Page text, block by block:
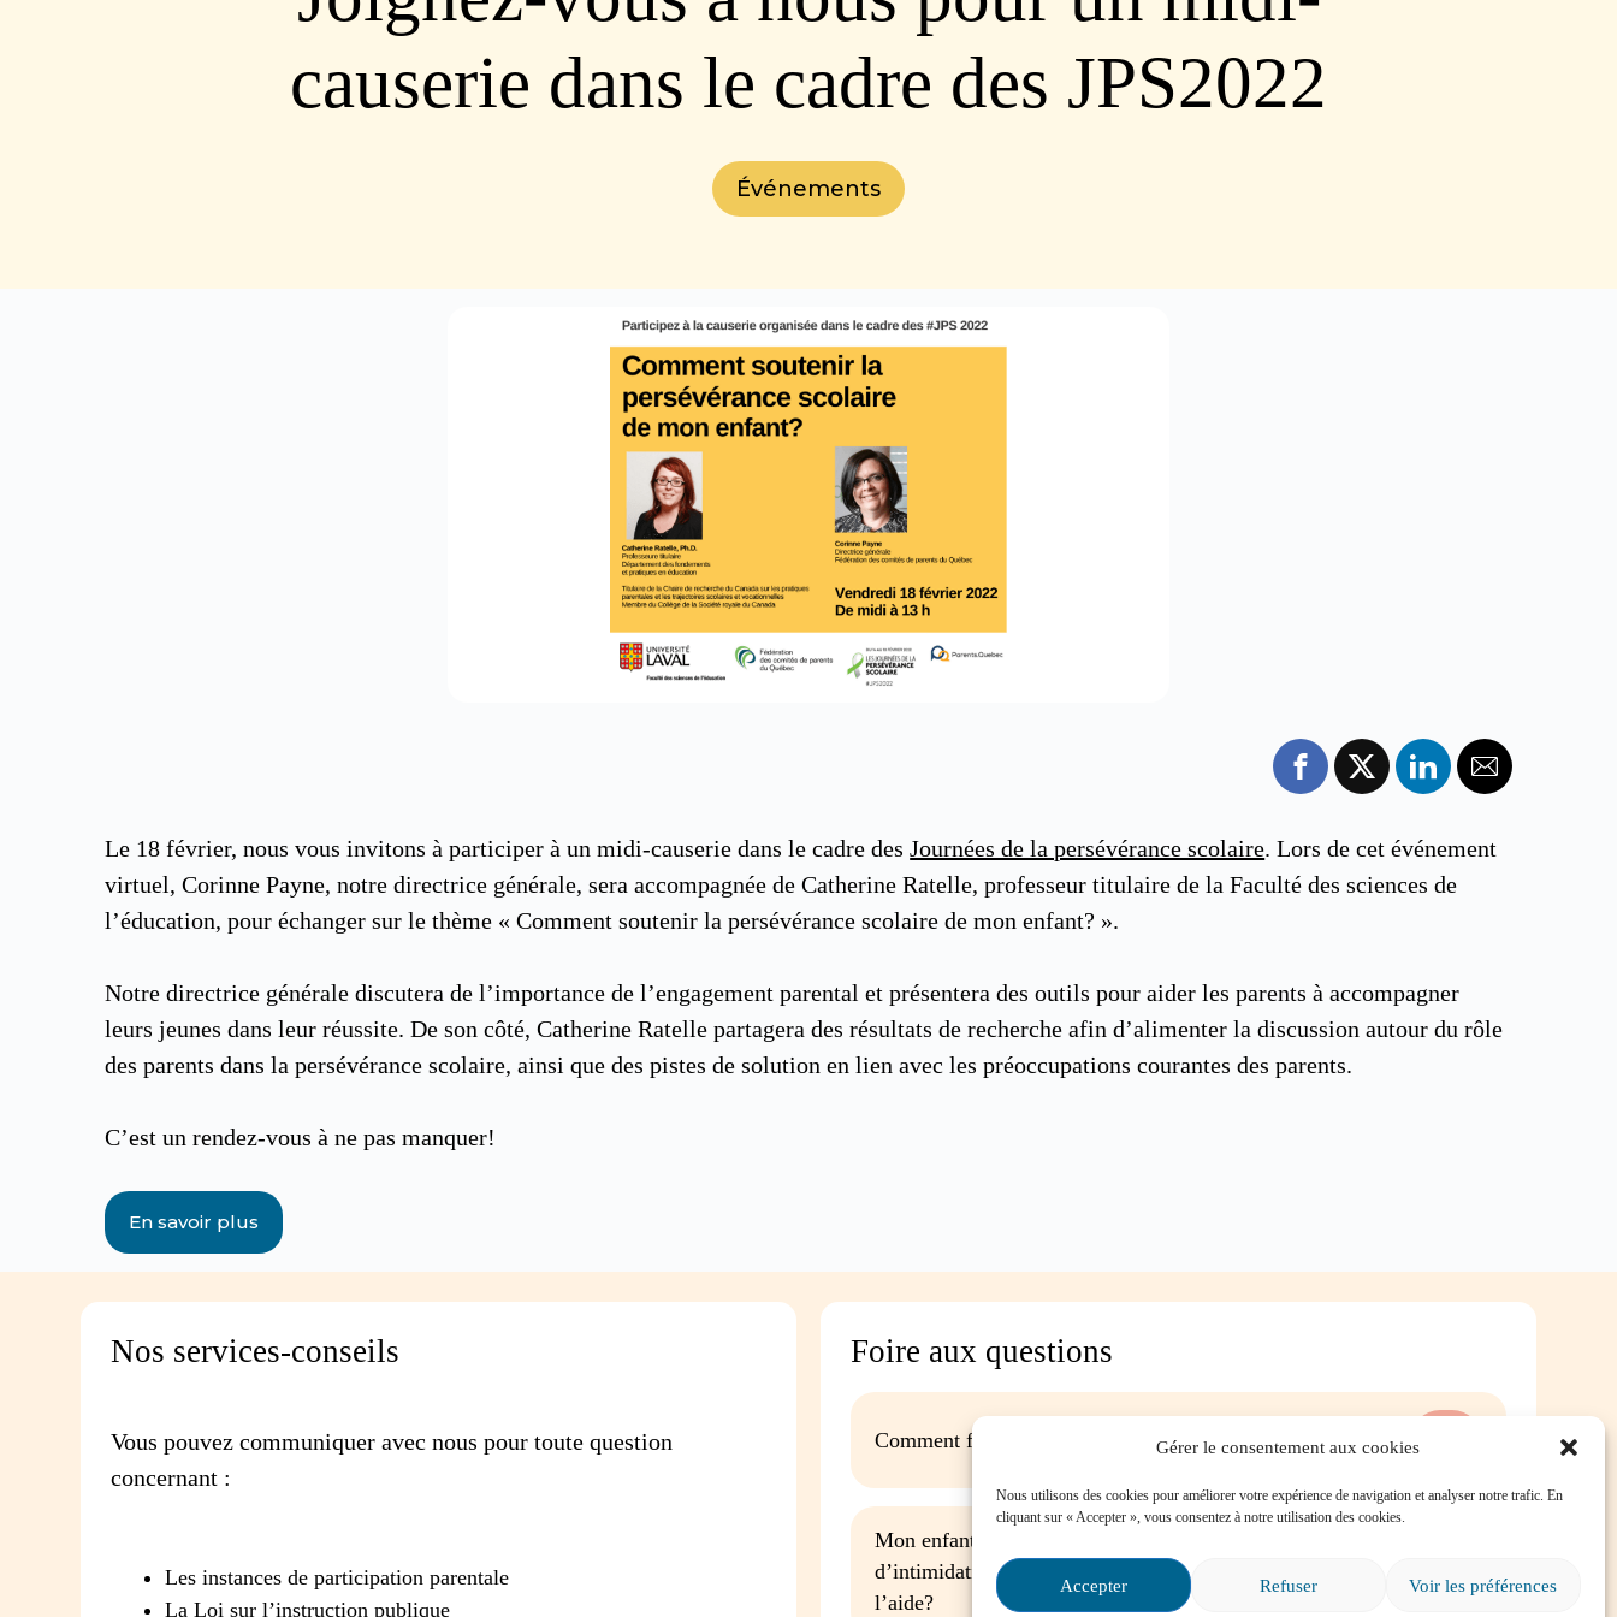
Gérer le consentement aux cookies
Nous utilisons des cookies pour améliorer votre expérience de navigation et analyser notre trafic. En
cliquant sur « Accepter », vous consentez à notre utilisation des cookies.
Accepter Refuser Voir les préférences
causerie dans le cadre des JPS2022
Événements
Le 18 février, nous vous invitons à participer à un midi-causerie dans le cadre desJournées de la persévérance scolaire. Lors de cet événement
virtuel, Corinne Payne, notre directrice générale, sera accompagnée de Catherine Ratelle, professeur titulaire de la Faculté des sciences de
l’éducation, pour échanger sur le thème « Comment soutenir la persévérance scolaire de mon enfant? ».
Notre directrice générale discutera de l’importance de l’engagement parental et présentera des outils pour aider les parents à accompagner
leurs jeunes dans leur réussite. De son côté, Catherine Ratelle partagera des résultats de recherche afin d’alimenter la discussion autour du rôle
des parents dans la persévérance scolaire, ainsi que des pistes de solution en lien avec les préoccupations courantes des parents.
C’est un rendez-vous à ne pas manquer!
En savoir plus
Nos services-conseils
Vous pouvez communiquer avec nous pour toute question
concernant :
Les instances de participation parentale
La Loi sur l’instruction publique
Foire aux questions
Comment favoriser la persévérance scolaire?
Mon enfant est impliqué dans une situation
d’intimidation à l’école, où puis-je trouver de
l’aide?